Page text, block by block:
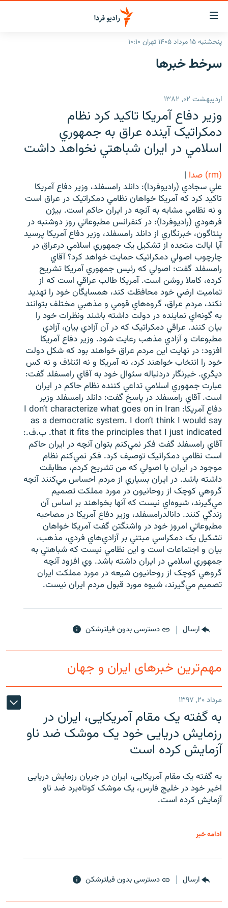
لینک‌های
قابلیت
دسترسی
بازگشت
اصلی
رفتن
صفحه
جستجو
ایران
انتخاب کنید و بشنوید
برنامه‌های رادیویی
پادکست
چندرسانه‌ای
گزارش‌های ویدئویی
English
به ما بپیوندید
زبان‌های دیگر
پنجشنبه ۱۵ مرداد ۱۴۰۵ تهران ۱۰:۱۰
سرخط‌ خبرها
اردیبهشت ۰۲, ۱۳۸۲
وزير دفاع آمريکا تاکيد کرد نظام
دمکراتيک آينده عراق به جمهوري
اسلامي در ايران شباهتي نخواهد داشت
(rm) صدا
|
علي سجادي (راديوفردا): دانلد رامسفلد، وزير دفاع آمريکا
تاکيد کرد که آمريکا خواهان نظامي دمکراتيک در عراق است
و نه نظامي مشابه به آنچه در ايران حاکم است. بيژن
فرهودي (راديوفردا): در کنفرانس مطبوعاتي روز دوشنبه در
پنتاگون، خبرنگاري از دانلد رامسفلد، وزير دفاع آمريکا پرسيد
آيا ايالت متحده از تشکيل يک جمهوري اسلامي درعراق در
چارچوب اصولي دمکراتيک حمايت خواهد کرد؟ آقاي
رامسفلد گفت: اصولي که رئيس جمهوري آمريکا تشريح
کرده، کاملا روشن است. آمريکا طالب عراقي است که از
تماميت ارضي خود محافظت کند، همسايگان خود را تهديد
نکند، مردم عراق، گروه‌هاي قومي و مذهبي مختلف بتوانند
به گونه‌اي نماينده در دولت داشته باشند ونظرات خود را
بيان کنند. عراقي دمکراتيک که در آن آزادي بيان، آزادي
مطبوعات و آزادي مذهب رعايت شود. وزير دفاع آمريکا
افزود: در نهايت اين مردم عراق خواهند بود که شکل دولت
خود را انتخاب خواهند کرد، نه آمريکا و نه ائتلاف و نه کس
ديگري. خبرنگار دردنباله سئوال خود به آقاي رامسفلد گفت:
عبارت جمهوري اسلامي تداعي کننده نظام حاکم در ايران
است. آقاي رامسفلد در پاسخ گفت: دانلد رامسفلد وزير
دفاع آمريکا: I don’t characterize what goes on in Iran
as a democratic system. I don’t think I would say
that it fits the principles that I just indicated. ب.ف.:
آقاي رامسفلد گفت فکر نمي‌کنم بتوان آنچه در ايران حاکم
است نظامي دمکراتيک توصيف کرد. فکر نمي‌کنم نظام
موجود در ايران با اصولي که من تشريح کردم، مطابقت
داشته باشد. در ايران بسياري از مردم احساس مي‌کنند آنچه
گروهي کوچک از روحانيون در مورد مملکت تصميم
مي‌گيرند، شيوه‌اي نيست که آنها بخواهند بر اساس آن
زندگي کنند. دانالدرامسفلد، وزير دفاع آمريکا در مصاحبه
مطبوعاتي امروز خود در واشنگتن گفت آمريکا خواهان
تشکيل يک دمکراسي مبتني بر آزادي‌هاي فردي، مذهب،
بيان و اجتماعات است و اين نظامي نيست که شباهتي به
جمهوري اسلامي در ايران داشته باشد. وي افزود آنچه
گروهي کوچک از روحانيون شيعه در مورد مملکت ايران
تصميم مي‌گيرند، شيوه مورد قبول مردم ايران نيست.
ارسال دسترسی بدون فیلترشکن
مهم‌ترین خبرهای ایران و جهان
مرداد ۲۰, ۱۳۹۷
به گفته یک مقام آمریکایی، ایران در
رزمایش دریایی خود یک موشک ضد ناو
آزمایش کرده است
به گفته یک مقام آمریکایی، ایران در جریان رزمایش دریایی
اخیر خود در خلیج فارس، یک موشک کوتاه‌برد ضد ناو
آزمایش کرده است.
ادامه خبر
ارسال دسترسی بدون فیلترشکن